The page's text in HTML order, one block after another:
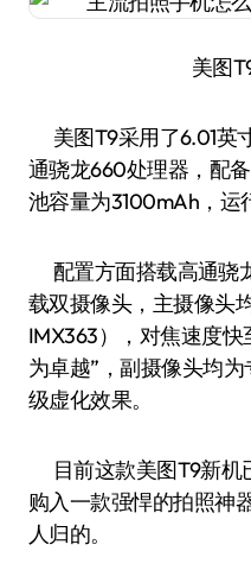
美图
美图T9采用了6.01英
通骁龙660处理器，配
池容量为3100mAh，运
配置方面搭载高通骁
载双摄像头，主摄像头
IMX363），对焦速度
为卓越”，副摄像头均
级虚化效果。
目前这款美图T9新机
购入一款强悍的拍照神
人归的。